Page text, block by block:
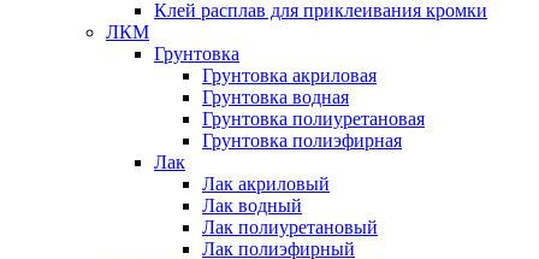
Клей расплав для приклеивания кромки
ЛКМ
Грунтовка
Грунтовка акриловая
Грунтовка водная
Грунтовка полиуретановая
Грунтовка полиэфирная
Лак
Лак акриловый
Лак водный
Лак полиуретановый
Лак полиэфирный